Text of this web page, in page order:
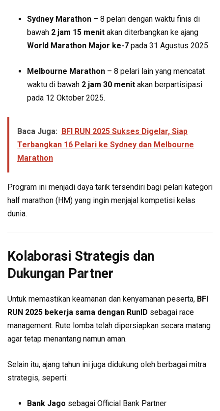
Sydney Marathon – 8 pelari dengan waktu finis di
bawah 2 jam 15 menit akan diterbangkan ke ajang
World Marathon Major ke-7 pada 31 Agustus 2025.
Melbourne Marathon – 8 pelari lain yang mencatat
waktu di bawah 2 jam 30 menit akan berpartisipasi
pada 12 Oktober 2025.
Baca Juga: BFI RUN 2025 Sukses Digelar, Siap
Terbangkan 16 Pelari ke Sydney dan Melbourne
Marathon
Program ini menjadi daya tarik tersendiri bagi pelari kategori
half marathon (HM) yang ingin menjajal kompetisi kelas
dunia.
Kolaborasi Strategis dan
Dukungan Partner
Untuk memastikan keamanan dan kenyamanan peserta, BFI
RUN 2025 bekerja sama dengan RunID sebagai race
management. Rute lomba telah dipersiapkan secara matang
agar tetap menantang namun aman.
Selain itu, ajang tahun ini juga didukung oleh berbagai mitra
strategis, seperti:
Bank Jago sebagai Official Bank Partner